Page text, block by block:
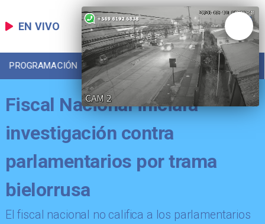
EN VIVO
PROGRAMACIÓN LOCAL DEPORTES
Fiscal Nacional iniciará
investigación contra
parlamentarios por trama
bielorrusa
El fiscal nacional no califica a los parlamentarios